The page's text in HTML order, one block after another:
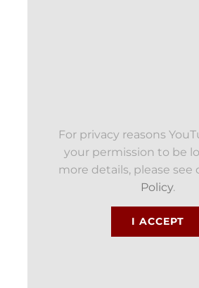
For privacy reasons
your permission to be
more details, please see
Policy.
I ACCEPT